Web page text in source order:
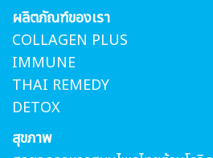
ผลิตภัณฑ์ของเรา
COLLAGEN PLUS
IMMUNE
THAI REMEDY
DETOX
สุขภาพ